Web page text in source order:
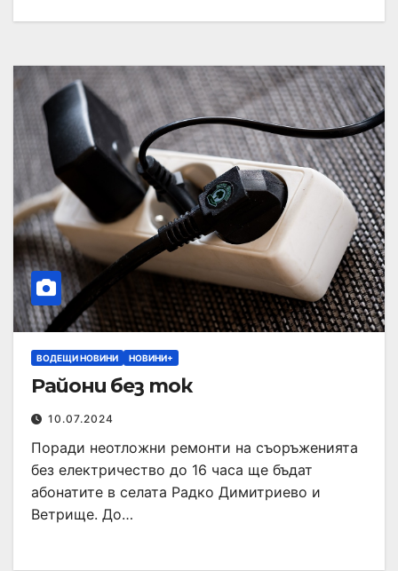
ВОДЕЩИ НОВИНИ НОВИНИ+
Райони без ток
10.07.2024
Поради неотложни ремонти на съоръженията
без електричество до 16 часа ще бъдат
абонатите в селата Радко Димитриево и
Ветрище. До…